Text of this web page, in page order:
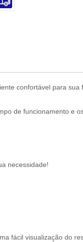
confortável para
de funcionamento e
necessidade!
fácil visualização do